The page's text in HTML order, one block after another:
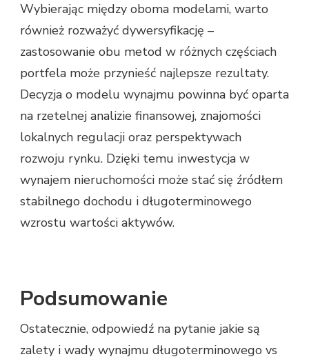
Wybierając między oboma modelami, warto
również rozważyć dywersyfikację –
zastosowanie obu metod w różnych częściach
portfela może przynieść najlepsze rezultaty.
Decyzja o modelu wynajmu powinna być oparta
na rzetelnej analizie finansowej, znajomości
lokalnych regulacji oraz perspektywach
rozwoju rynku. Dzięki temu inwestycja w
wynajem nieruchomości może stać się źródłem
stabilnego dochodu i długoterminowego
wzrostu wartości aktywów.
Podsumowanie
Ostatecznie, odpowiedź na pytanie jakie są
zalety i wady wynajmu długoterminowego vs